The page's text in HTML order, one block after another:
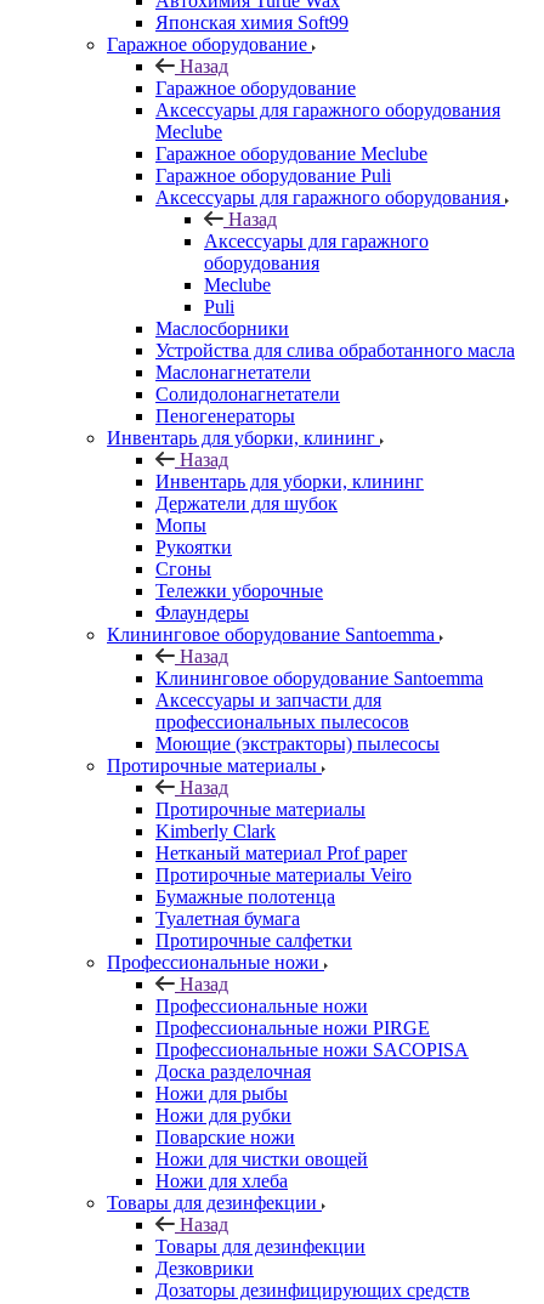
Японская химия Soft99
Гаражное оборудование
Назад
Гаражное оборудование
Аксессуары для гаражного оборудования
Meclube
Гаражное оборудование Meclube
Гаражное оборудование Puli
Аксессуары для гаражного оборудования
Назад
Аксессуары для гаражного
оборудования
Meclube
Puli
Маслосборники
Устройства для слива обработанного масла
Маслонагнетатели
Солидолонагнетатели
Пеногенераторы
Инвентарь для уборки, клининг
Назад
Инвентарь для уборки, клининг
Держатели для шубок
Мопы
Рукоятки
Сгоны
Тележки уборочные
Флаундеры
Клининговое оборудование Santoemma
Назад
Клининговое оборудование Santoemma
Аксессуары и запчасти для
профессиональных пылесосов
Моющие (экстракторы) пылесосы
Протирочные материалы
Назад
Протирочные материалы
Kimberly Clark
Нетканый материал Prof paper
Протирочные материалы Veiro
Бумажные полотенца
Туалетная бумага
Протирочные салфетки
Профессиональные ножи
Назад
Профессиональные ножи
Профессиональные ножи PIRGE
Профессиональные ножи SACOPISA
Доска разделочная
Ножи для рыбы
Ножи для рубки
Поварские ножи
Ножи для чистки овощей
Ножи для хлеба
Товары для дезинфекции
Назад
Товары для дезинфекции
Дезковрики
Дозаторы дезинфицирующих средств